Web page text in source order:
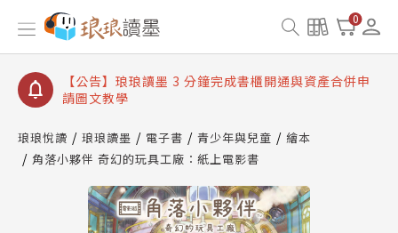
0
【公告】琅琅讀墨數位閱讀資產合併與書櫃開通申請
【公告】琅琅讀墨書櫃開通常見問題
【公告】琅琅讀墨 3 分鐘完成書櫃開通與資產合併申
請圖文教學
查詢
【公告】琅琅讀墨數位閱讀資產合併與書櫃開通申請
琅琅悅讀 琅琅讀墨 電子書 青少年與兒童
繪本
角落小夥伴 奇幻的玩具工廠：紙上電影書